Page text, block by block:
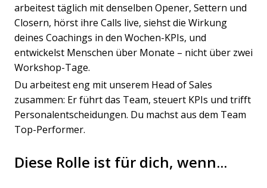
arbeitest täglich mit denselben Opener, Settern und
Closern, hörst ihre Calls live, siehst die Wirkung
deines Coachings in den Wochen-KPIs, und
entwickelst Menschen über Monate – nicht über zwei
Workshop-Tage.
Du arbeitest eng mit unserem Head of Sales
zusammen: Er führt das Team, steuert KPIs und trifft
Personalentscheidungen. Du machst aus dem Team
Top-Performer.
Diese Rolle ist für dich, wenn...